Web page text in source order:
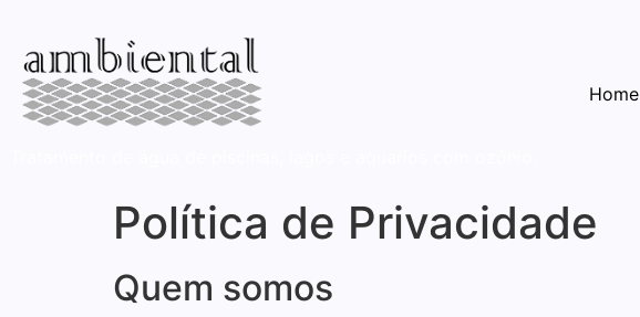
Home
Política de Privacidade
Quem somos